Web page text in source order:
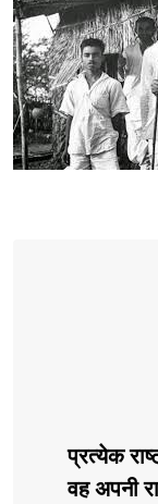
प्रत्येक
वह अपनी